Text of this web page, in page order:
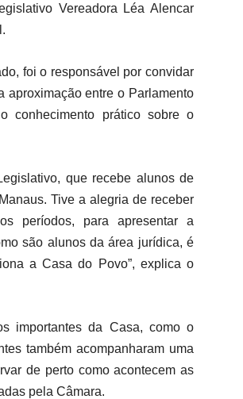
Vereadora Léa Alencar
foi o responsável por convidar
aproximação entre o Parlamento
conhecimento prático sobre o
que recebe alunos de
Tive a alegria de receber
períodos, para apresentar a
são alunos da área jurídica, é
a Casa do Povo”, explica o
importantes da Casa, como o
também acompanharam uma
de perto como acontecem as
pela Câmara.